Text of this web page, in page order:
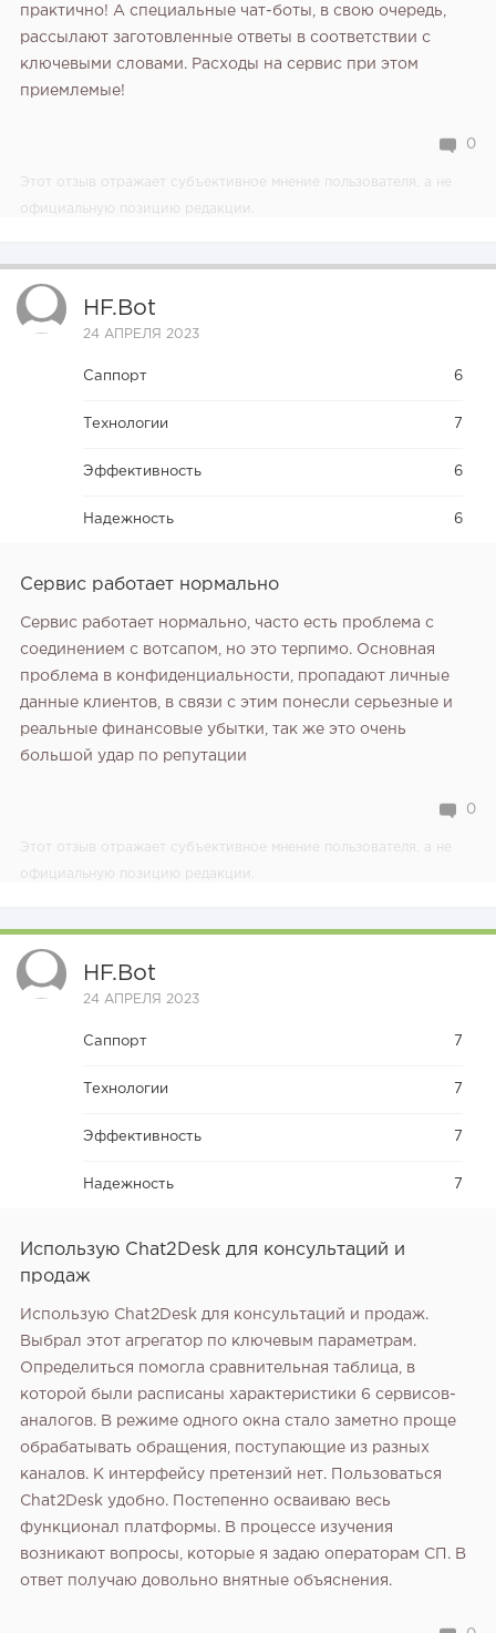
практично! А специальные чат-боты, в свою очередь,
рассылают заготовленные ответы в соответствии с
ключевыми словами. Расходы на сервис при этом
приемлемые!
0
Этот отзыв отражает субъективное мнение пользователя, а не
официальную позицию редакции.
HF.bot
24 АПРЕЛЯ 2023
Саппорт 6
Технологии 7
Эффективность 6
Надежность 6
Сервис работает нормально
Сервис работает нормально, часто есть проблема с
соединением с вотсапом, но это терпимо. Основная
проблема в конфиденциальности, пропадают личные
данные клиентов, в связи с этим понесли серьезные и
реальные финансовые убытки, так же это очень
большой удар по репутации
0
Этот отзыв отражает субъективное мнение пользователя, а не
официальную позицию редакции.
HF.bot
24 АПРЕЛЯ 2023
Саппорт 7
Технологии 7
Эффективность 7
Надежность 7
Использую Chat2Desk для консультаций и
продаж
Использую Chat2Desk для консультаций и продаж.
Выбрал этот агрегатор по ключевым параметрам.
Определиться помогла сравнительная таблица, в
которой были расписаны характеристики 6 сервисов-
аналогов. В режиме одного окна стало заметно проще
обрабатывать обращения, поступающие из разных
каналов. К интерфейсу претензий нет. Пользоваться
Chat2Desk удобно. Постепенно осваиваю весь
функционал платформы. В процессе изучения
возникают вопросы, которые я задаю операторам СП. В
ответ получаю довольно внятные объяснения.